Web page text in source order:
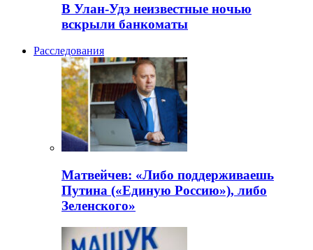
В Улан-Удэ неизвестные ночью
вскрыли банкоматы
Расследования
Матвейчев: «Либо поддерживаешь
Путина («Единую Россию»), либо
Зеленского»